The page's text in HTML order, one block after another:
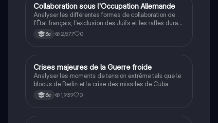
CHistoire
Collaboration sous l'Occupation Allemande
Analyser les différentes formes de collaboration de
l'État français, l'exclusion des Juifs et les rafles durant
la Seconde Guerre mondiale.
3e 2,577 0
CHistoire
Crises majeures de la Guerre froide
Analyser les moments de tension extrême tels que le
blocus de Berlin et la crise des missiles de Cuba.
3e 1,939 0